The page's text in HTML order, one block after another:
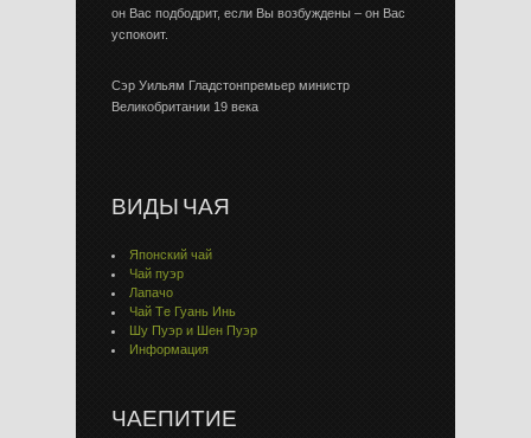
он Вас подбодрит, если Вы возбуждены – он Вас
успокоит.
Сэр Уильям Гладстонпремьер министр
Великобритании 19 века
ВИДЫ ЧАЯ
Японский чай
Чай пуэр
Лапачо
Чай Тe Гуaнь Инь
Шу Пуэр и Шен Пуэр
Информация
ЧАЕПИТИЕ